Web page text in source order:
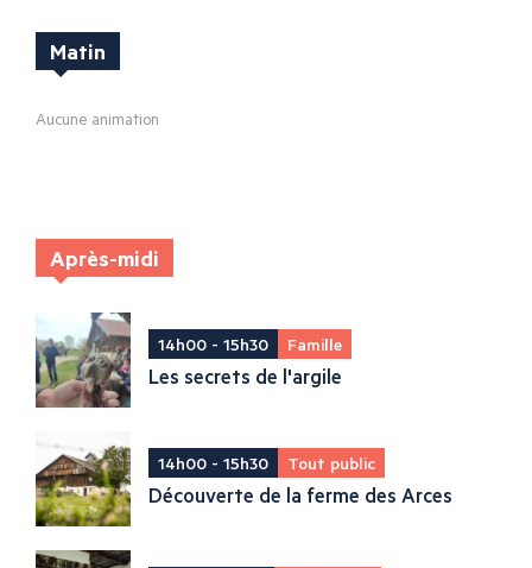
Matin
Aucune animation
Après-midi
14h00 - 15h30 Famille
Les secrets de l'argile
14h00 - 15h30 Tout public
Découverte de la ferme des Arces